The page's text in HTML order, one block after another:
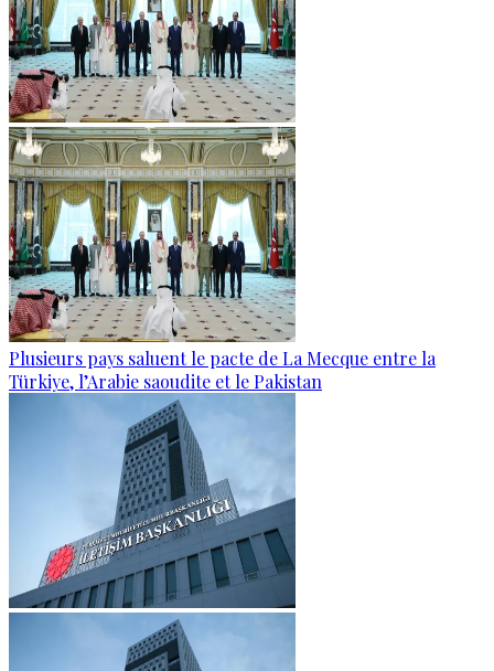
Plusieurs pays saluent le pacte de La Mecque entre la
Türkiye, l’Arabie saoudite et le Pakistan